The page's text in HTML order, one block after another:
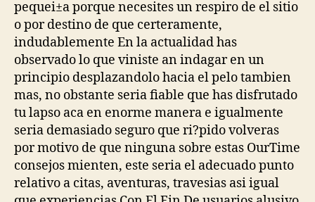
pequei±a porque necesites un respiro de el sitio
o por destino de que certeramente,
indudablemente En la actualidad has
observado lo que viniste an indagar en un
principio desplazandolo hacia el pelo tambien
mas, no obstante seri­a fiable que has disfrutado
tu lapso aca en enorme manera e igualmente
seri­a demasiado seguro que ri?pido volveras
por motivo de que ninguna sobre estas OurTime
consejos mienten, este seri­a el adecuado punto
relativo a citas, aventuras, travesias asi­ igual